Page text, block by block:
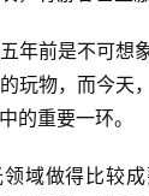
年前是不可想
玩物，而今天
的重要一环。
域做得比较